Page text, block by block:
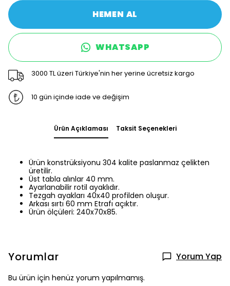
HEMEN AL
WHATSAPP
3000 TL üzeri Türkiye'nin her yerine ücretsiz kargo
10 gün içinde iade ve değişim
Ürün Açıklaması Taksit Seçenekleri
Ürün konstrüksiyonu 304 kalite paslanmaz çelikten
üretilir.
Üst tabla alınlar 40 mm.
Ayarlanabilir rotil ayaklıdır.
Tezgah ayakları 40x40 profilden oluşur.
Arkası sırtı 60 mm Etrafı açıktır.
Ürün ölçüleri: 240x70x85.
Yorumlar Yorum Yap
Bu ürün için henüz yorum yapılmamış.